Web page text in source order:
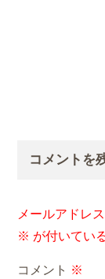
コメントを
メールアドレ
※ が付いてい
コメント ※